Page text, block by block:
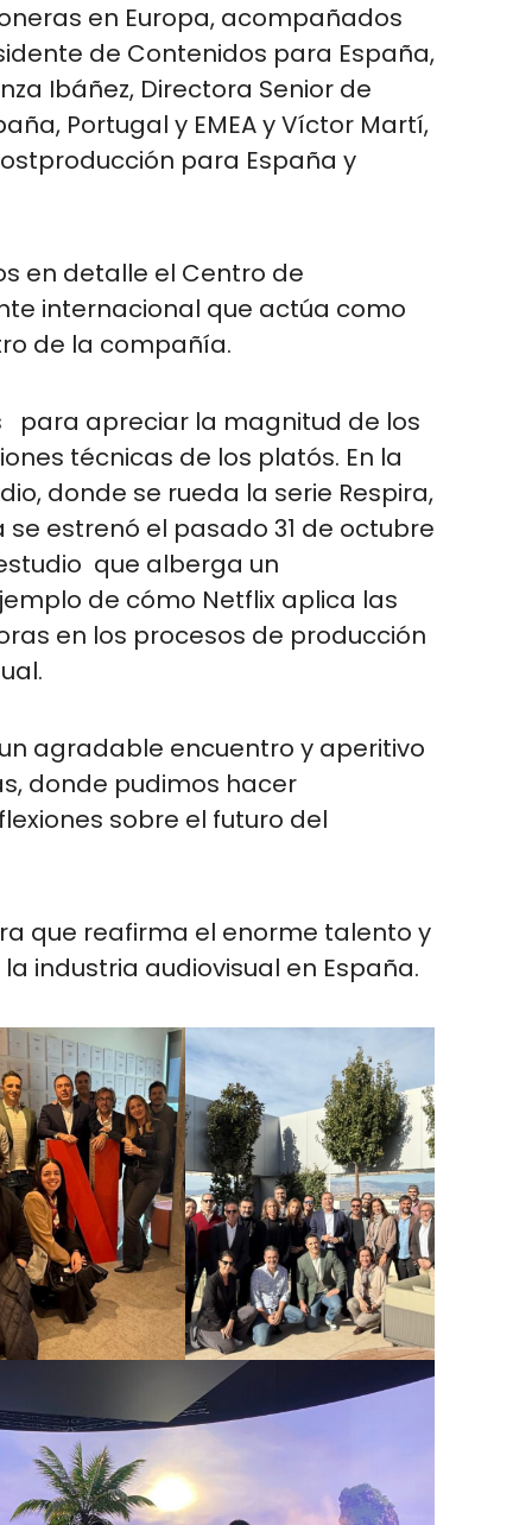
en Europa, acompañados
de Contenidos para España,
Ibáñez, Directora Senior de
Portugal y EMEA y Víctor Martí,
para España y
en detalle el Centro de
internacional que actúa como
de la compañía.
para apreciar la magnitud de los
técnicas de los platós. En la
donde se rueda la serie Respira,
estrenó el pasado 31 de octubre
que alberga un
de cómo Netflix aplica las
en los procesos de producción
agradable encuentro y aperitivo
donde pudimos hacer
sobre el futuro del
que reafirma el enorme talento y
industria audiovisual en España.